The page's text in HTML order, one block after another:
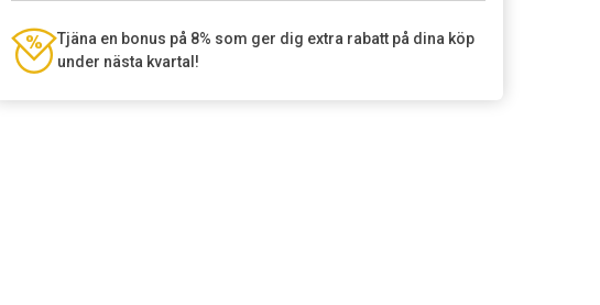
Tjäna en bonus på 8% som ger dig extra rabatt på dina köp
under nästa kvartal!